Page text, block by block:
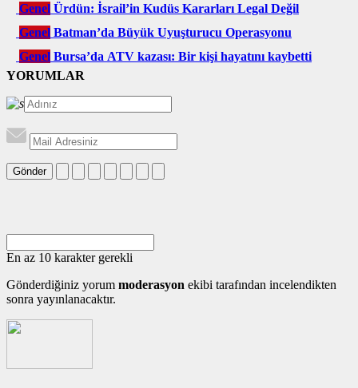
Genel Ürdün: İsrail’in Kudüs Kararları Legal Değil
Genel Batman’da Büyük Uyuşturucu Operasyonu
Genel Bursa’da ATV kazası: Bir kişi hayatını kaybetti
YORUMLAR
Gönder
En az 10 karakter gerekli
Gönderdiğiniz yorum moderasyon ekibi tarafından incelendikten
sonra yayınlanacaktır.